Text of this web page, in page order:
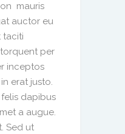
mauris
auctor eu
taciti
per
inceptos
erat justo.
dapibus
a augue.
Sed ut